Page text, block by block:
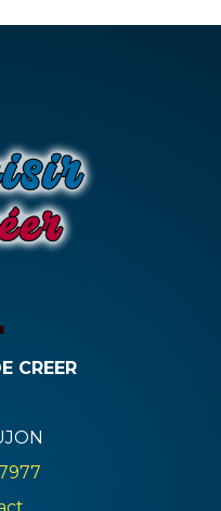
CREER